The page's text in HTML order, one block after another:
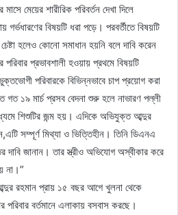
মেয়ের শারীরিক পরিবর্তন দেখা দিলে
বিষয়টি ধরা পড়ে। পরবর্তীতে বিষয়টি
হলেও কোনো সমাধান হয়নি বলে দাবি করেন
প্রভাবশালী হওয়ায় প্রথমে বিষয়টি
পরিবারকে বিভিন্নভাবে চাপ প্রয়োগ করা
গত ১৯ মার্চ প্রসব বেদনা শুরু হলে নাভারণ পল্লী
শিশুটির জন্ম হয়। এদিকে অভিযুক্ত আব্দুর
সম্পূর্ণ মিথ্যা ও ভিত্তিহীন। তিনি ডিএনএ
দাবি জানান। তার স্ত্রীও অভিযোগ অস্বীকার করে
না।”
রহমান প্রায় ১৫ বছর আগে খুলনা থেকে
বর্তমানে এলাকায় বসবাস করছে।